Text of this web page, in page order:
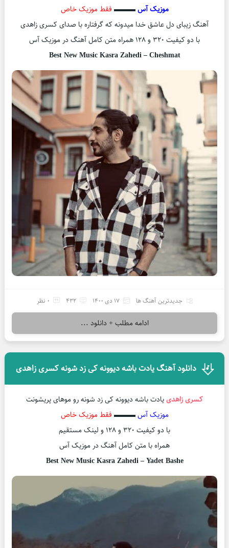
موزیک آس▬▬▬ فقط موزیک خاص
آهنگ زیبای دل عاشق خدا میدونه که گرفتاره با صدای کسری زاهدی
با دو کیفیت ۳۲۰ و ۱۲۸ همراه متن کامل آهنگ در موزیک آس
Best New Music Kasra Zahedi – Cheshmat
جدیدترین آهنگ ها 17 دی 1400 432 0 نظر
ادامه مطلب + دانلود ...
دانلود آهنگ یادت باشه دیوونه کی زد شونه کسری زاهدی
کسری زاهدییادت باشه دیوونه کی زد شونه رو موهای پریشونت
موزیک آس▬▬▬ فقط موزیک خاص
با دو کیفیت ۳۲۰ و ۱۲۸ و لینک مستقیم
همراه با متن کامل آهنگ در موزیک آس
Best New Music Kasra Zahedi – Yadet Bashe